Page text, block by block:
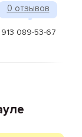
0 отзывов
089-53-67